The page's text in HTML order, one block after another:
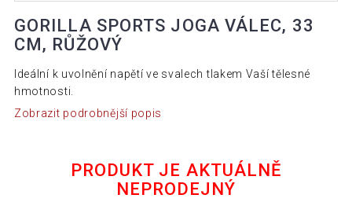
GORILLA SPORTS JOGA VÁLEC, 33
CM, RŮŽOVÝ
Ideální k uvolnění napětí ve svalech tlakem Vaší tělesné
hmotnosti.
Zobrazit podrobnější popis
PRODUKT JE AKTUÁLNĚ
NEPRODEJNÝ